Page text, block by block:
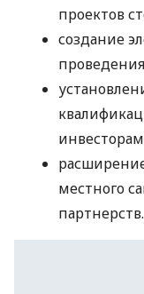
проектов
создание
местного
партнерств.